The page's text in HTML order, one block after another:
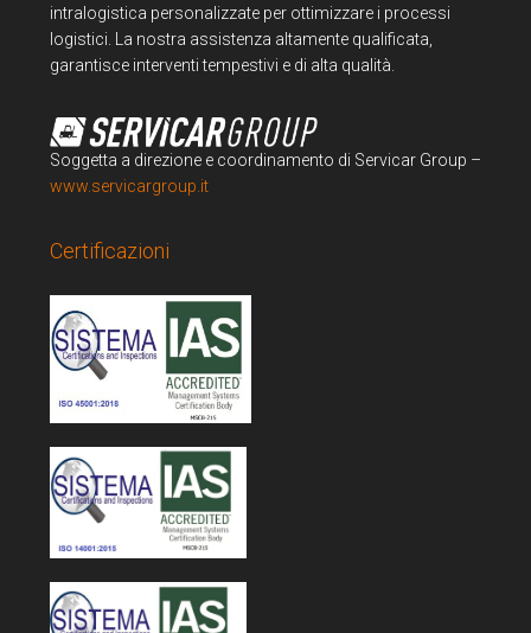
intralogistica personalizzate per ottimizzare i processi
logistici. La nostra assistenza altamente qualificata,
garantisce interventi tempestivi e di alta qualità.
Soggetta a direzione e coordinamento di Servicar Group –
www.servicargroup.it
Certificazioni